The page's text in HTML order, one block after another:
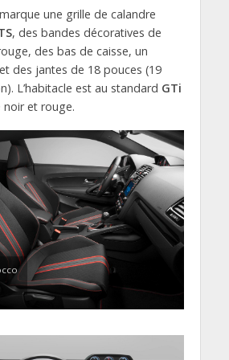
une grille de calandre
, des bandes décoratives de
des bas de caisse, un
des jantes de 18 pouces (19
L’habitacle est au standard GTi
noir et rouge.